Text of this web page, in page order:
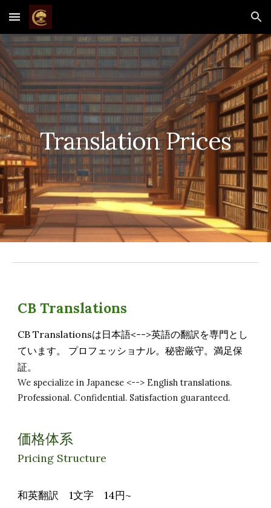
Skip to main content Skip to navigation
TranslationPrices
CB Translations
CB Translationsは日本語<-->英語の翻訳を専門とし
ています。 プロフェッショナル。秘密厳守。満足保
証。
We specialize in Japanese <--> English translations.
Professional. Confidential. Satisfaction guaranteed.
価格体系
Pricing Structure
和英翻訳 1文字 14円~